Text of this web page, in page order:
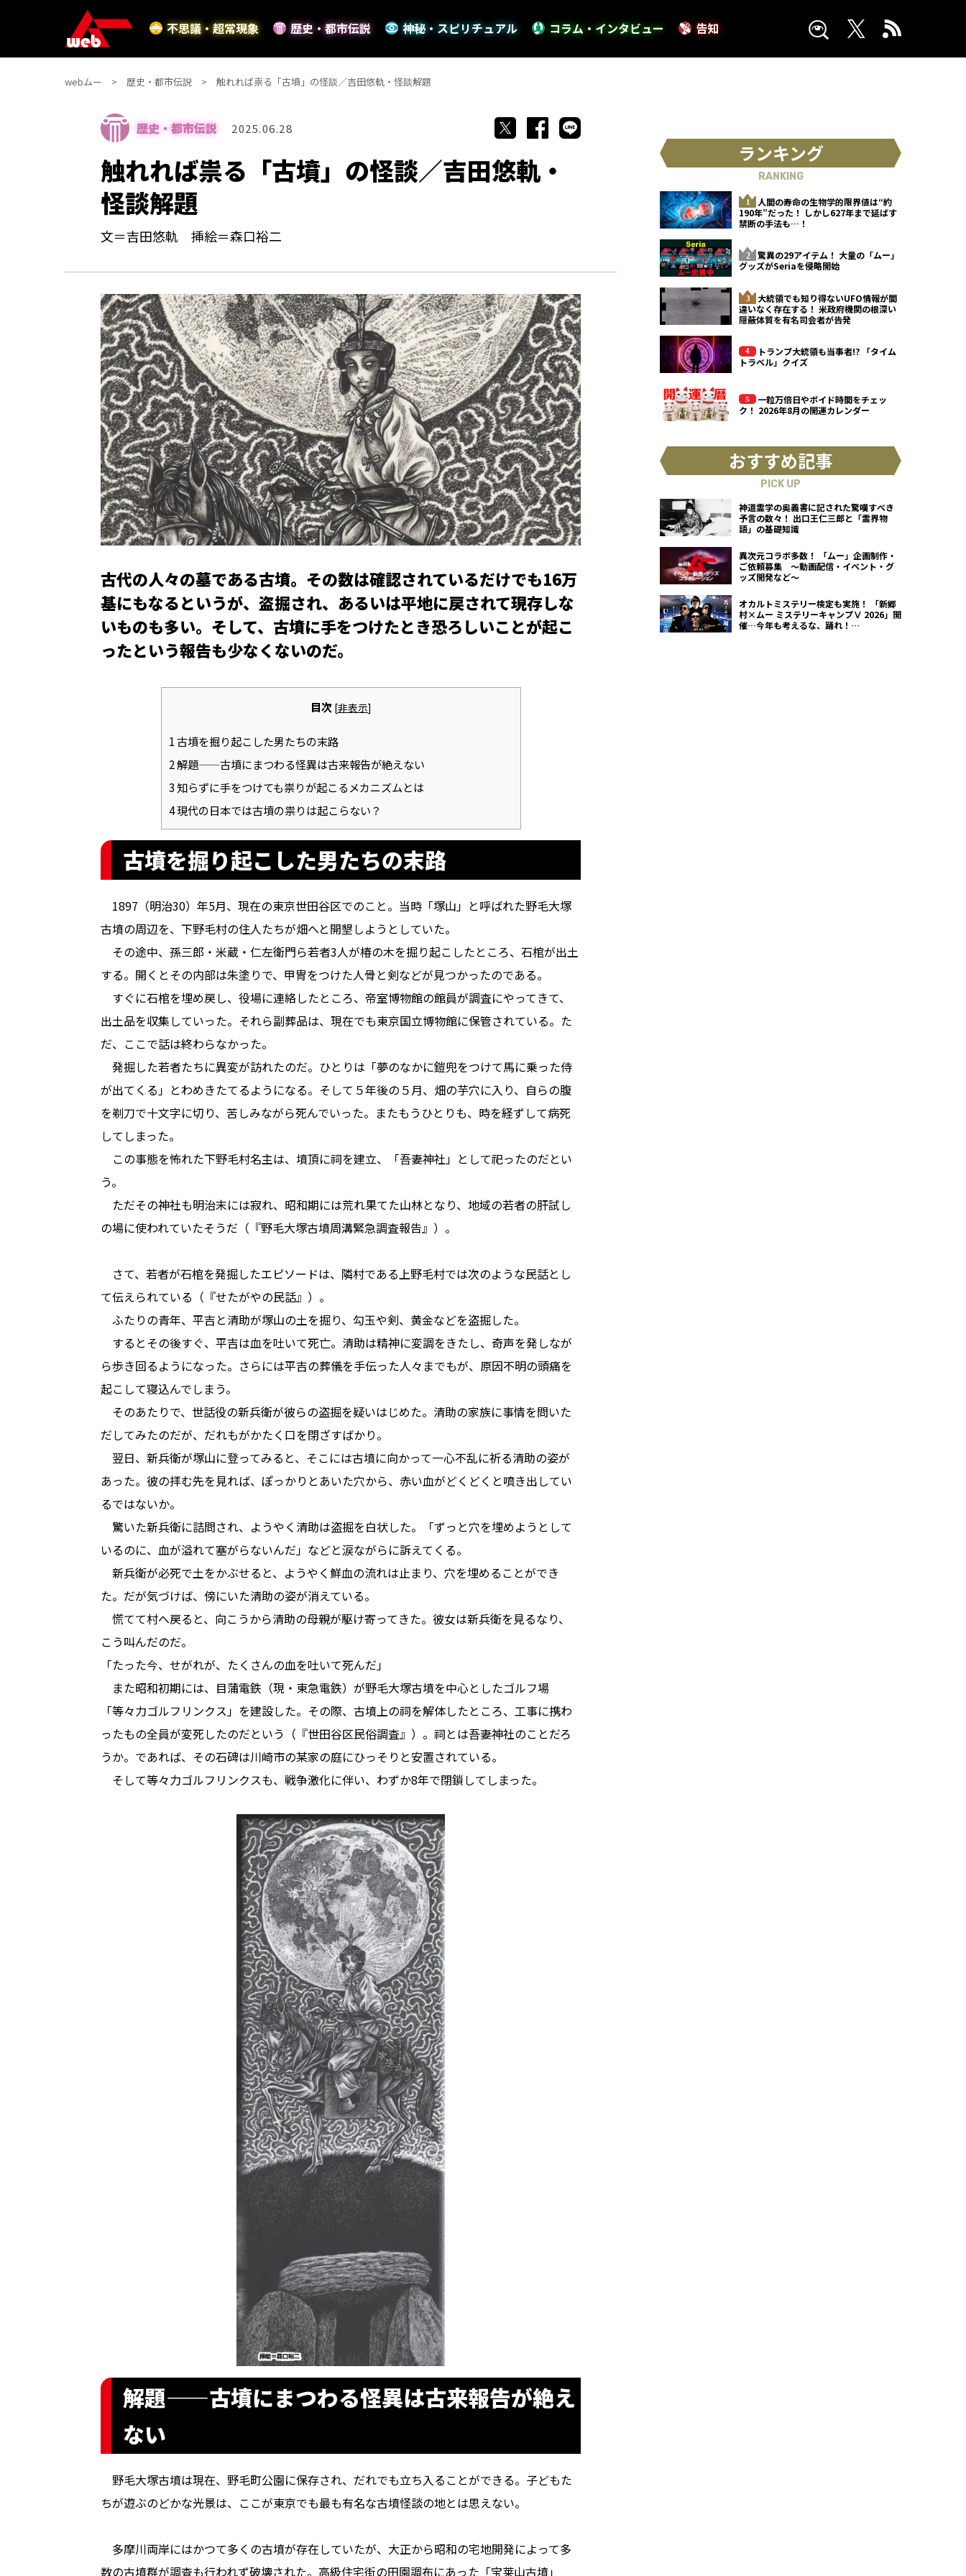
不思議・超常現象 歴史・都市伝説 神秘・スピリチュアル コラム・インタビュー 告知
webムー 歴史・都市伝説 触れれば祟る「古墳」の怪談／吉田悠軌・怪談解題
歴史・都市伝説 2025.06.28
触れれば祟る「古墳」の怪談／吉田悠軌・
怪談解題
文＝吉田悠軌 挿絵＝森口裕二
古代の人々の墓である古墳。その数は確認されているだけでも16万
基にもなるというが、盗掘され、あるいは平地に戻されて現存しな
いものも多い。そして、古墳に手をつけたとき恐ろしいことが起こ
った――という報告も少なくないのだ。
目次 [非表示]
1古墳を掘り起こした男たちの末路
2解題——古墳にまつわる怪異は古来報告が絶えない
3知らずに手をつけても祟りが起こるメカニズムとは
4現代の日本では古墳の祟りは起こらない？
古墳を掘り起こした男たちの末路
1897（明治30）年5月、現在の東京世田谷区でのこと。当時「塚山」と呼ばれた野毛大塚
古墳の周辺を、下野毛村の住人たちが畑へと開墾しようとしていた。
その途中、孫三郎・米蔵・仁左衛門ら若者3人が椿の木を掘り起こしたところ、石棺が出土
する。開くとその内部は朱塗りで、甲冑をつけた人骨と剣などが見つかったのである。
すぐに石棺を埋め戻し、役場に連絡したところ、帝室博物館の館員が調査にやってきて、
出土品を収集していった。それら副葬品は、現在でも東京国立博物館に保管されている。た
だ、ここで話は終わらなかった。
発掘した若者たちに異変が訪れたのだ。ひとりは「夢のなかに鎧兜をつけて馬に乗った侍
が出てくる」とわめきたてるようになる。そして５年後の５月、畑の芋穴に入り、自らの腹
を剃刀で十文字に切り、苦しみながら死んでいった。またもうひとりも、時を経ずして病死
してしまった。
この事態を怖れた下野毛村名主は、墳頂に祠を建立、「吾妻神社」として祀ったのだとい
う。
ただその神社も明治末には寂れ、昭和期には荒れ果てた山林となり、地域の若者の肝試し
の場に使われていたそうだ（『野毛大塚古墳周溝緊急調査報告』）。
さて、若者が石棺を発掘したエピソードは、隣村である上野毛村では次のような民話とし
て伝えられている（『せたがやの民話』）。
ふたりの青年、平吉と清助が塚山の土を掘り、勾玉や剣、黄金などを盗掘した。
するとその後すぐ、平吉は血を吐いて死亡。清助は精神に変調をきたし、奇声を発しなが
ら歩き回るようになった。さらには平吉の葬儀を手伝った人々までもが、原因不明の頭痛を
起こして寝込んでしまう。
そのあたりで、世話役の新兵衛が彼らの盗掘を疑いはじめた。清助の家族に事情を問いた
だしてみたのだが、だれもがかたく口を閉ざすばかり。
翌日、新兵衛が塚山に登ってみると、そこには古墳に向かって一心不乱に祈る清助の姿が
あった。彼の拝む先を見れば、ぽっかりとあいた穴から、赤い血がどくどくと噴き出してい
るではないか。
驚いた新兵衛に詰問され、ようやく清助は盗掘を白状した。「ずっと穴を埋めようとして
いるのに、血が溢れて塞がらないんだ」などと涙ながらに訴えてくる。
新兵衛が必死で土をかぶせると、ようやく鮮血の流れは止まり、穴を埋めることができ
た。だが気づけば、傍にいた清助の姿が消えている。
慌てて村へ戻ると、向こうから清助の母親が駆け寄ってきた。彼女は新兵衛を見るなり、
こう叫んだのだ。
「たった今、せがれが、たくさんの血を吐いて死んだ」
また昭和初期には、目蒲電鉄（現・東急電鉄）が野毛大塚古墳を中心としたゴルフ場
「等々力ゴルフリンクス」を建設した。その際、古墳上の祠を解体したところ、工事に携わ
ったもの全員が変死したのだという（『世田谷区民俗調査』）。祠とは吾妻神社のことだろ
うか。であれば、その石碑は川崎市の某家の庭にひっそりと安置されている。
そして等々力ゴルフリンクスも、戦争激化に伴い、わずか8年で閉鎖してしまった。
解題——古墳にまつわる怪異は古来報告が絶え
ない
野毛大塚古墳は現在、野毛町公園に保存され、だれでも立ち入ることができる。子どもた
ちが遊ぶのどかな光景は、ここが東京でも最も有名な古墳怪談の地とは思えない。
多摩川両岸にはかつて多くの古墳が存在していたが、大正から昭和の宅地開発によって多
数の古墳群が調査も行われず破壊された。高級住宅街の田園調布にあった「宝莱山古墳」
ランキング
RANKING
人間の寿命の生物学的限界値は“約
190年”だった！ しかし627年まで延ばす
禁断の手法も…！
驚異の29アイテム！ 大量の「ムー」
グッズがSeriaを侵略開始
大統領でも知り得ないUFO情報が間
違いなく存在する！ 米政府機関の根深い
隠蔽体質を有名司会者が告発
トランプ大統領も当事者!? 「タイム
トラベル」クイズ
一粒万倍日やボイド時間をチェッ
ク！ 2026年8月の開運カレンダー
おすすめ記事
PICK UP
神道霊学の奥義書に記された驚嘆すべき
予言の数々！ 出口王仁三郎と「霊界物
語」の基礎知識
異次元コラボ多数！ 「ムー」企画制作・
ご依頼募集 ～動画配信・イベント・グ
ッズ開発など～
オカルトミステリー検定も実施！ 「新郷
村×ムー ミステリーキャンプⅤ 2026」開
催…今年も考えるな、踊れ！